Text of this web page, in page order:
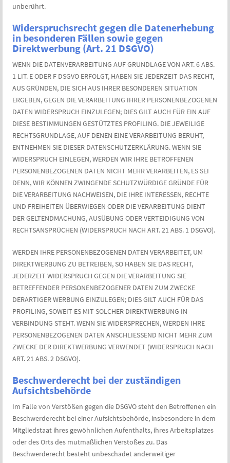
unberührt.
Widerspruchsrecht gegen die Datenerhebung
in besonderen Fällen sowie gegen
Direktwerbung (Art. 21 DSGVO)
WENN DIE DATENVERARBEITUNG AUF GRUNDLAGE VON ART. 6 ABS.
1 LIT. E ODER F DSGVO ERFOLGT, HABEN SIE JEDERZEIT DAS RECHT,
AUS GRÜNDEN, DIE SICH AUS IHRER BESONDEREN SITUATION
ERGEBEN, GEGEN DIE VERARBEITUNG IHRER PERSONENBEZOGENEN
DATEN WIDERSPRUCH EINZULEGEN; DIES GILT AUCH FÜR EIN AUF
DIESE BESTIMMUNGEN GESTÜTZTES PROFILING. DIE JEWEILIGE
RECHTSGRUNDLAGE, AUF DENEN EINE VERARBEITUNG BERUHT,
ENTNEHMEN SIE DIESER DATENSCHUTZERKLÄRUNG. WENN SIE
WIDERSPRUCH EINLEGEN, WERDEN WIR IHRE BETROFFENEN
PERSONENBEZOGENEN DATEN NICHT MEHR VERARBEITEN, ES SEI
DENN, WIR KÖNNEN ZWINGENDE SCHUTZWÜRDIGE GRÜNDE FÜR
DIE VERARBEITUNG NACHWEISEN, DIE IHRE INTERESSEN, RECHTE
UND FREIHEITEN ÜBERWIEGEN ODER DIE VERARBEITUNG DIENT
DER GELTENDMACHUNG, AUSÜBUNG ODER VERTEIDIGUNG VON
RECHTSANSPRÜCHEN (WIDERSPRUCH NACH ART. 21 ABS. 1 DSGVO).
WERDEN IHRE PERSONENBEZOGENEN DATEN VERARBEITET, UM
DIREKTWERBUNG ZU BETREIBEN, SO HABEN SIE DAS RECHT,
JEDERZEIT WIDERSPRUCH GEGEN DIE VERARBEITUNG SIE
BETREFFENDER PERSONENBEZOGENER DATEN ZUM ZWECKE
DERARTIGER WERBUNG EINZULEGEN; DIES GILT AUCH FÜR DAS
PROFILING, SOWEIT ES MIT SOLCHER DIREKTWERBUNG IN
VERBINDUNG STEHT. WENN SIE WIDERSPRECHEN, WERDEN IHRE
PERSONENBEZOGENEN DATEN ANSCHLIESSEND NICHT MEHR ZUM
ZWECKE DER DIREKTWERBUNG VERWENDET (WIDERSPRUCH NACH
ART. 21 ABS. 2 DSGVO).
Beschwerde­recht bei der zuständigen
Aufsichts­behörde
Im Falle von Verstößen gegen die DSGVO steht den Betroffenen ein
Beschwerderecht bei einer Aufsichtsbehörde, insbesondere in dem
Mitgliedstaat ihres gewöhnlichen Aufenthalts, ihres Arbeitsplatzes
oder des Orts des mutmaßlichen Verstoßes zu. Das
Beschwerderecht besteht unbeschadet anderweitiger